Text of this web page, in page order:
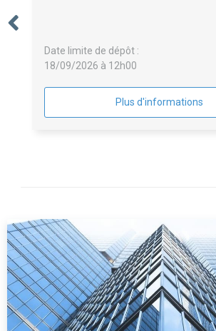
Date limite de dépôt :
18/09/2026 à 12h00
Plus d'informations